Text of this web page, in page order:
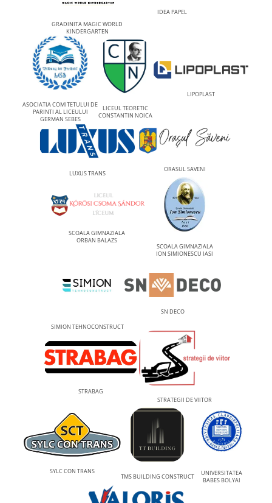
GRADINITA MAGIC WORLD
KINDERGARTEN
IDEA PAPEL
ASOCIATIA COMITETULUI DE
PARINTI AL LICEULUI
GERMAN SEBES
LICEUL TEORETIC
CONSTANTIN NOICA
LIPOPLAST
LUXUS TRANS
ORASUL SAVENI
SCOALA GIMNAZIALA
ORBAN BALAZS
SCOALA GIMNAZIALA
ION SIMIONESCU IASI
SIMION TEHNOCONSTRUCT
SN DECO
STRABAG
STRATEGII DE VIITOR
SYLC CON TRANS
TMS BUILDING CONSTRUCT
UNIVERSITATEA
BABES BOLYAI